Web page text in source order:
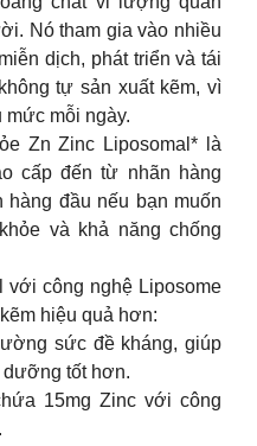
Nó tham gia vào nhiều
dịch, phát triển và tái
tự sản xuất kẽm, vì
mức mỗi ngày.
Zn Zinc Liposomal* là
cấp đến từ nhãn hàng
đầu nếu bạn muốn
và khả năng chống
với công nghệ Liposome
hiệu quả hơn:
sức đề kháng, giúp
dưỡng tốt hơn.
15mg Zinc với công